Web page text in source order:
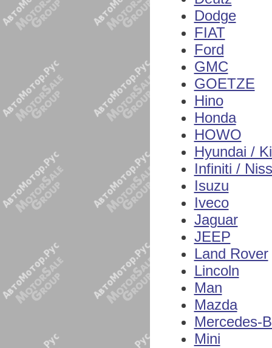
Dodge
FIAT
Ford
GMC
GOETZE
Hino
Honda
HOWO
Hyundai /
Infiniti /
Isuzu
Iveco
Jaguar
JEEP
Land Rover
Lincoln
Man
Mazda
Mercedes-
Mini